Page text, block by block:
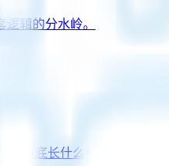
辑的分水岭。
险到底长什么样。